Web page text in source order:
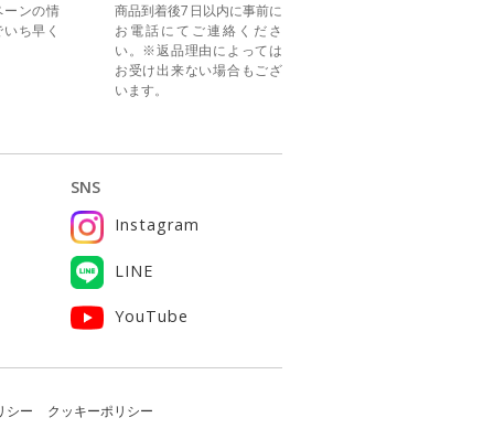
ンの情
ち早く
商品到着後7日以内に事前に
お電話にてご連絡くださ
い。※返品理由によっては
お受け出来ない場合もござ
います。
SNS
Instagram
LINE
YouTube
シー クッキーポリシー